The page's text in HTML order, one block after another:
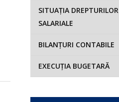
SITUAȚIA DREPTURILOR
SALARIALE
BILANȚURI CONTABILE
EXECUȚIA BUGETARĂ